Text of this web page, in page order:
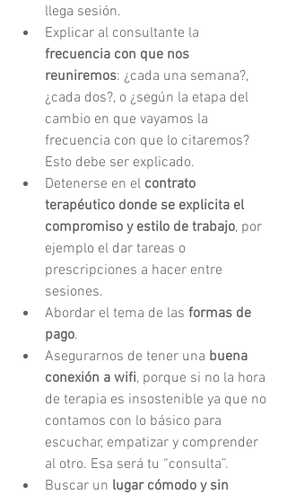
llega sesión.
Explicar al consultante la
frecuencia con que nos
reuniremos: ¿cada una semana?,
¿cada dos?, o ¿según la etapa del
cambio en que vayamos la
frecuencia con que lo citaremos?
Esto debe ser explicado.
Detenerse en el contrato
terapéutico donde se explicita el
compromiso y estilo de trabajo, por
ejemplo el dar tareas o
prescripciones a hacer entre
sesiones.
Abordar el tema de las formas de
pago.
Asegurarnos de tener una buena
conexión a wifi, porque si no la hora
de terapia es insostenible ya que no
contamos con lo básico para
escuchar, empatizar y comprender
al otro. Esa será tu “consulta”.
Buscar un lugar cómodo y sin